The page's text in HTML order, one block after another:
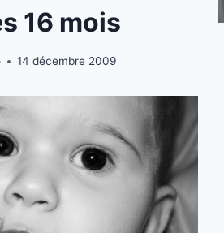
16 mois
14 décembre 2009